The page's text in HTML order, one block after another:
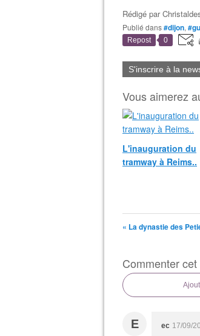
Rédigé par
Publié dans#dijon,
Repost 0
S'inscrire à la
Vous aimerez
L'inauguration du
tramway à Reims..
« La dynastie des
Commenter
E ec 17/09/